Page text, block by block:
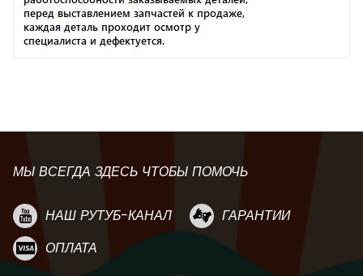
МЫ ВСЕГДА ЗДЕСЬ ЧТОБЫ ПОМОЧЬ
НАШ РУТУБ-КАНАЛ
ГАРАНТИИ
ОПЛАТА